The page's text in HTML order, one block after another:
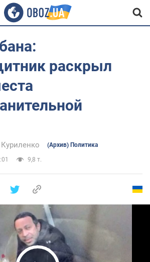
раскрыл
(Архив) Политика
9,8 т.